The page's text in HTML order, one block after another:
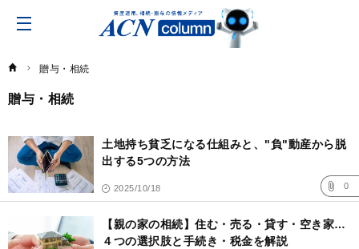
贈与・相続
贈与・相続
土地持ち貧乏になる仕組みと、"負"動産から脱
出する5つの方法
2025/10/18 0
【親の家の相続】住む・売る・貸す・空き家…
４つの選択肢と手続き・税金を解説